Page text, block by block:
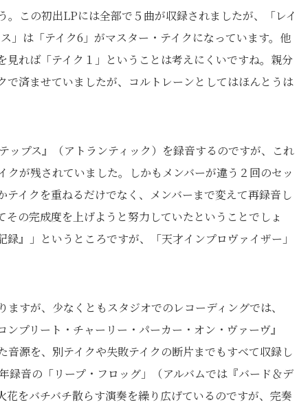
。この初出LPには全部で５曲が収録されましたが、「レイ
」は「テイク6」がマスター・テイクになっています。他
れば「テイク１」ということは考えにくいですね。親分
済ませていましたが、コルトレーンとしてはほんとうは
ップス』（アトランティック）を録音するのですが、これ
が残されていました。しかもメンバーが違う２回のセッ
イクを重ねるだけでなく、メンバーまで変えて再録音し
の完成度を上げようと努力していたということでしょ
』」というところですが、「天才インプロヴァイザー」
すが、少なくともスタジオでのレコーディングでは、
プリート・チャーリー・パーカー・オン・ヴァーヴ』
音源を、別テイクや失敗テイクの断片までもすべて収録し
音の「リープ・フロッグ」（アルバムでは『バード＆デ
をバチバチ散らす演奏を繰り広げているのですが、完奏